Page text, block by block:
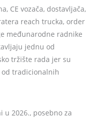
CE vozača, dostavljača,
reach trucka, order
međunarodne radnike
jednu od
tržište rada jer su
tradicionalnih
u 2026., posebno za